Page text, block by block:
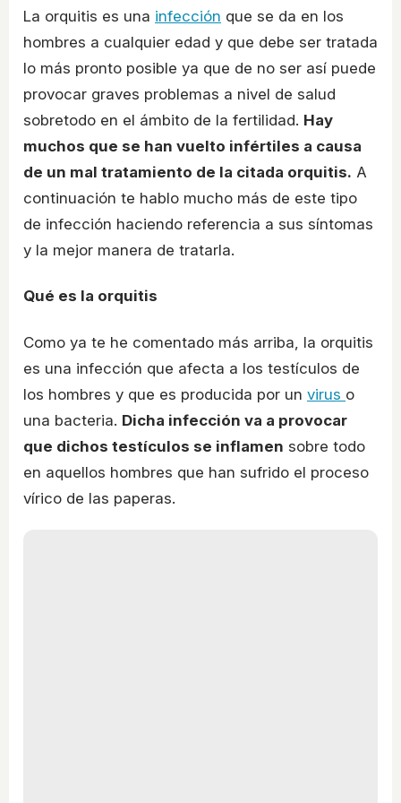
La orquitis es una infección que se da en los
hombres a cualquier edad y que debe ser tratada
lo más pronto posible ya que de no ser así puede
provocar graves problemas a nivel de salud
sobretodo en el ámbito de la fertilidad. Hay
muchos que se han vuelto infértiles a causa
de un mal tratamiento de la citada orquitis. A
continuación te hablo mucho más de este tipo
de infección haciendo referencia a sus síntomas
y la mejor manera de tratarla.
Qué es la orquitis
Como ya te he comentado más arriba, la orquitis
es una infección que afecta a los testículos de
los hombres y que es producida por un virus o
una bacteria. Dicha infección va a provocar
que dichos testículos se inflamen sobre todo
en aquellos hombres que han sufrido el proceso
vírico de las paperas.